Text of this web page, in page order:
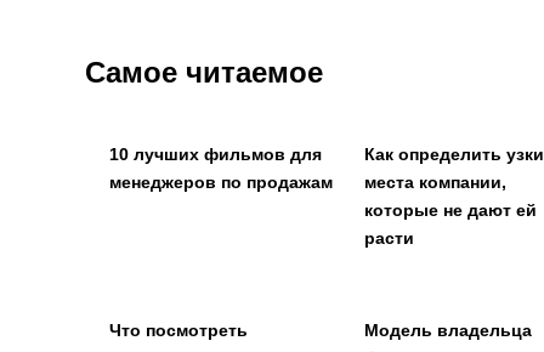
Самое читаемое
10 лучших фильмов для
менеджеров по продажам
Как определить
места компании,
которые не дают ей
расти
Что посмотреть
Модель владельца